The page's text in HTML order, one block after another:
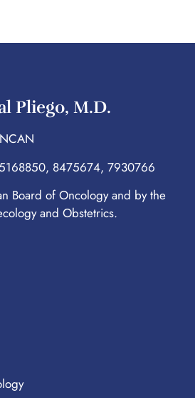
Pliego, M.D.
8475674, 7930766
Board of Oncology and by the
and Obstetrics.